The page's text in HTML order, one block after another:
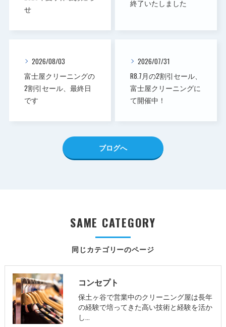
せ
終了いたしました
2026/08/03
富士屋クリーニングの
2割引セール、最終日
です
2026/07/31
R8.7月の2割引セール、
富士屋クリーニングに
て開催中！
ブログへ
同じカテゴリーのページ
SAME CATEGORY
コンセプト
保土ヶ谷で営業中のクリーニング屋は長年
の経験で培ってきた高い技術と経験を活か
し…